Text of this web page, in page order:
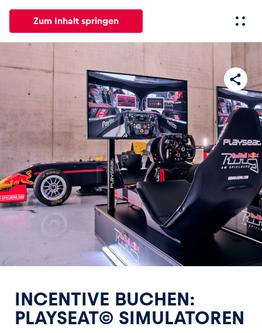
Zum Inhalt springen
News Events Erlebnisse
News
Alle anzeigen
Events
INCENTIVE BUCHEN:
PLAYSEAT© SIMULATOREN